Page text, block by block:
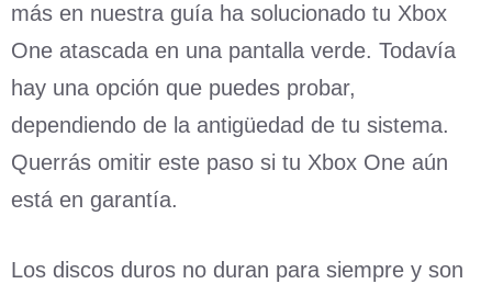
más en nuestra guía ha solucionado tu Xbox
One atascada en una pantalla verde. Todavía
hay una opción que puedes probar,
dependiendo de la antigüedad de tu sistema.
Querrás omitir este paso si tu Xbox One aún
está en garantía.
Los discos duros no duran para siempre y son